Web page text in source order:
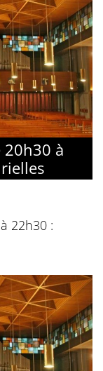
20h30 à
22h30 :